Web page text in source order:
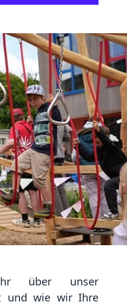
über unser
und wie wir Ihre